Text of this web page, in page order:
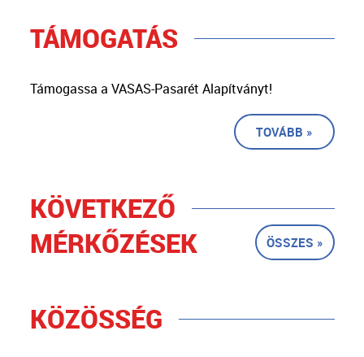
TÁMOGATÁS
Támogassa a VASAS-Pasarét Alapítványt!
TOVÁBB »
KÖVETKEZŐ
MÉRKŐZÉSEK
ÖSSZES »
KÖZÖSSÉG